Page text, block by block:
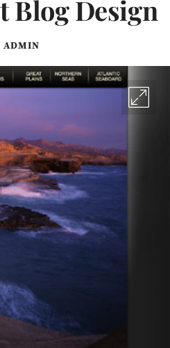
Blog Design
ADMIN